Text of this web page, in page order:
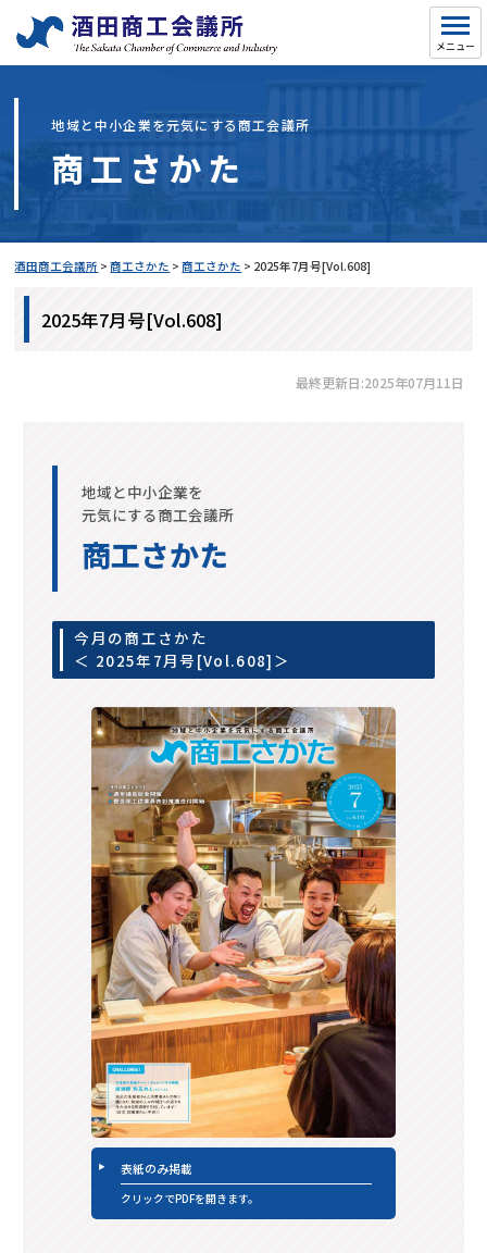
地域と中小企業を元気にする商工会議所
商工さかた
酒田商工会議所 >商工さかた >商工さかた > 2025年7月号[Vol.608]
2025年7月号[Vol.608]
最終更新日:2025年07月11日
地域と中小企業を
元気にする商工会議所
商工さかた
今月の商工さかた
＜ 2025年7月号[Vol.608]＞
表紙のみ掲載
クリックでPDFを開きます。